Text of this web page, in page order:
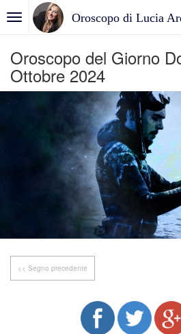
Oroscopo di Lucia
Oroscopo del Giorno
Ottobre 2024
<< Segno precedente